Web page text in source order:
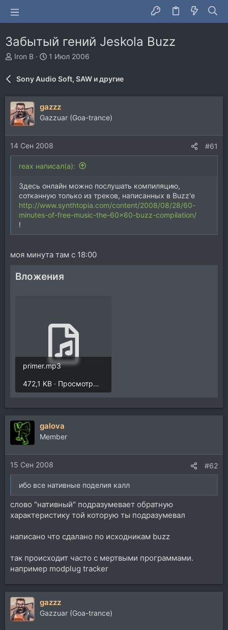
Забытый гений Jeskola Buzz
А
т
р
т
е
м
Iron B
Д
т
н
а
а
1 Июл 2006
Sony Audio Soft, SAW и другие
gazzz
Gazzuar (Goa-trance)
14 Сен 2008 #61
reax написал(а):
Здесь онлайн можно послушать компиляцию,
сотканную только из треков, написанных в Buzz'e
http://www.synthtopia.com/content/2008/08/28/60-
minutes-of-free-music-the-60x60-buzz-compilation/
!
моя минута там с 18:00
Вложения
primer.mp3
472,1 KB · Просмотры: 475
galova
Member
15 Сен 2008 #62
ибо все нативные поделия калл
слово "нативный" подразумевает обратную
характеристику той которую ты подразумевал
написано что сдалано по исходникам buzz
так происходит часто с мертвыми программами.
например modplug tracker
gazzz
Gazzuar (Goa-trance)